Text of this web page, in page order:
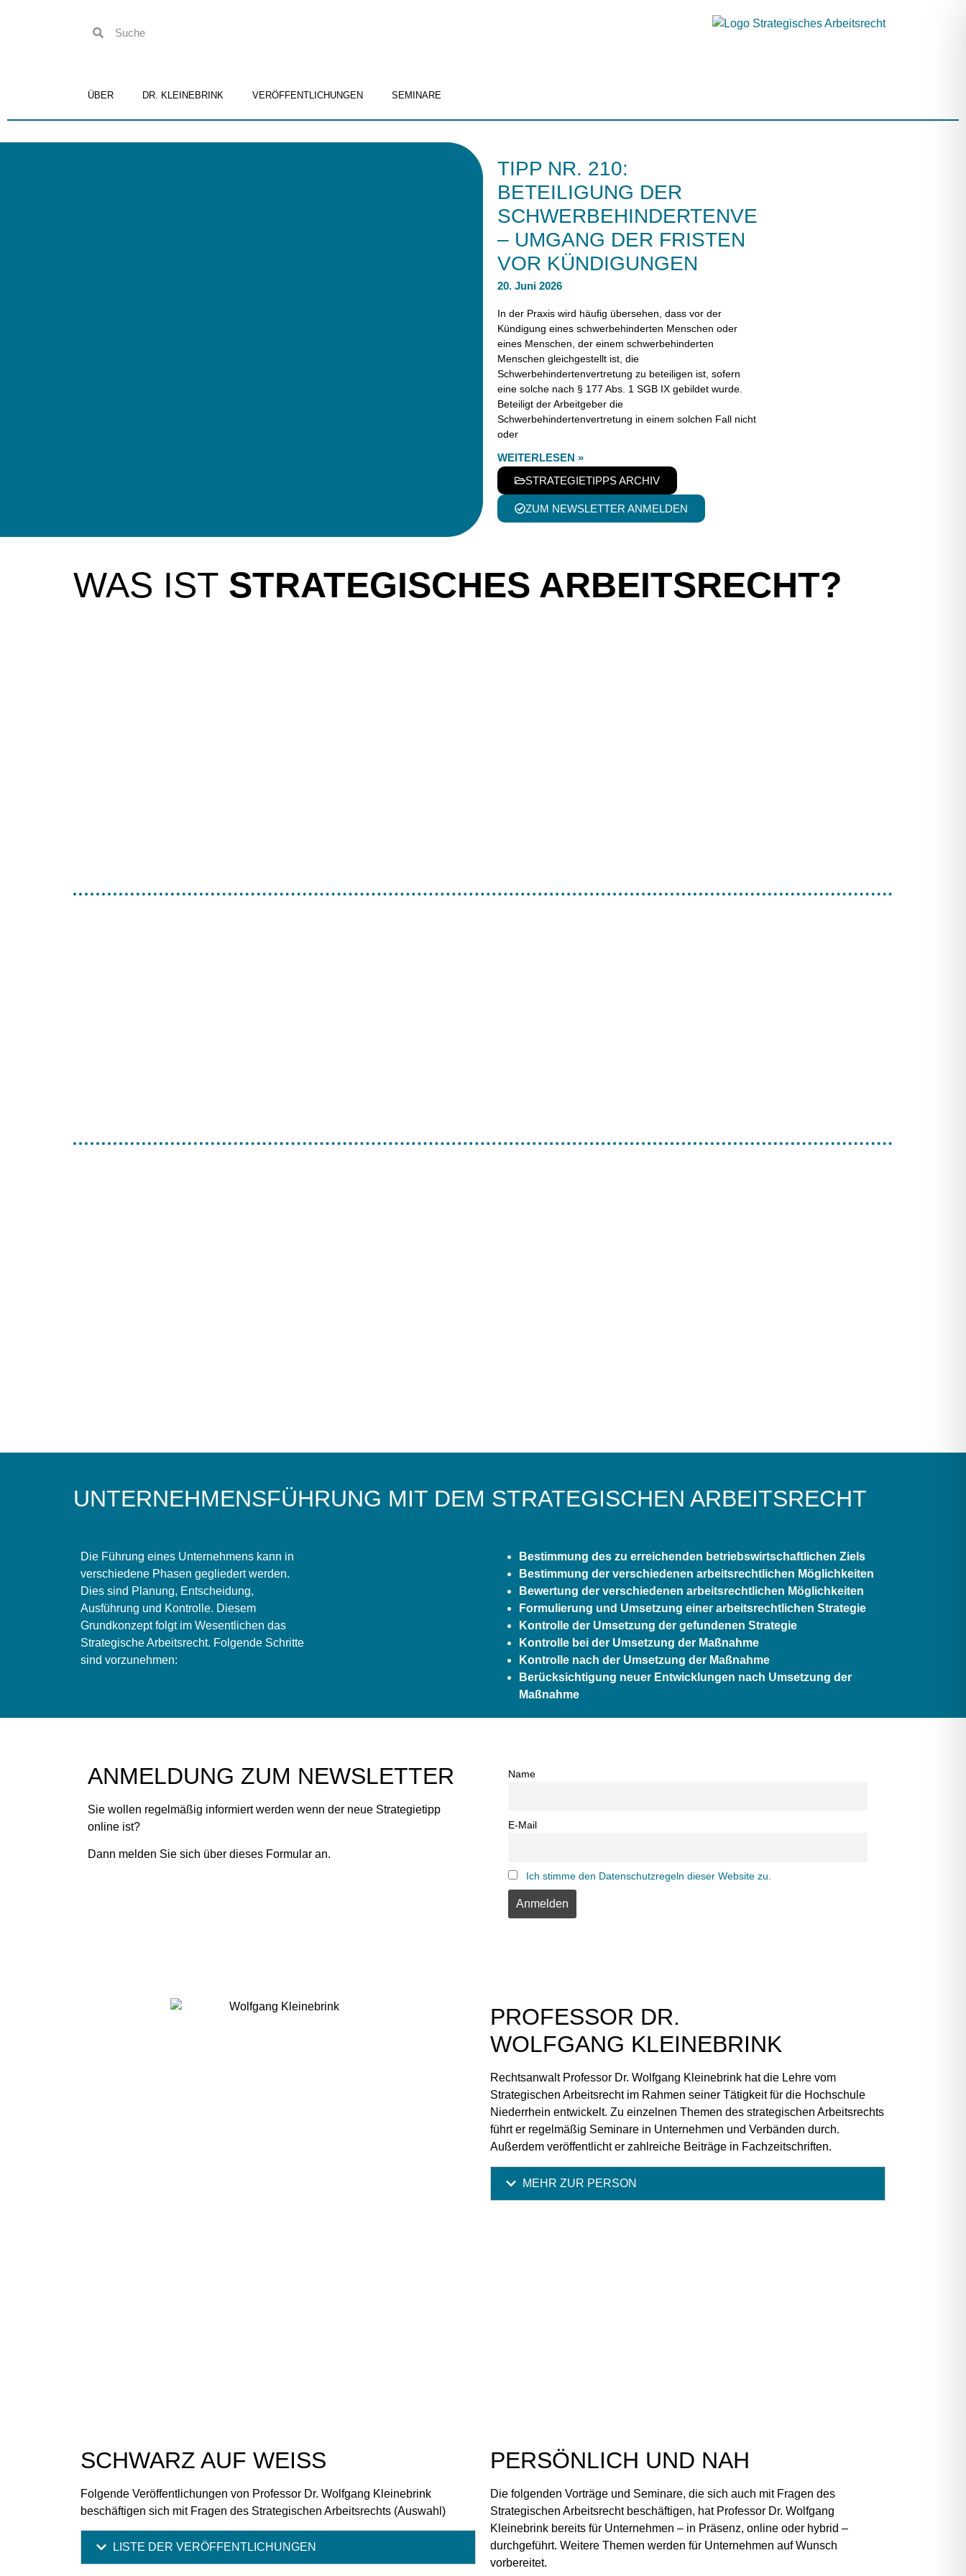
ÜBER DR. KLEINEBRINK VERÖFFENTLICHUNGEN SEMINARE
TIPP NR. 210:
BETEILIGUNG DER
SCHWERBEHINDERTENVERTRETUNG
– UMGANG DER FRISTEN
VOR KÜNDIGUNGEN
20. Juni 2026
In der Praxis wird häufig übersehen, dass vor der
Kündigung eines schwerbehinderten Menschen oder
eines Menschen, der einem schwerbehinderten
Menschen gleichgestellt ist, die
Schwerbehindertenvertretung zu beteiligen ist, sofern
eine solche nach § 177 Abs. 1 SGB IX gebildet wurde.
Beteiligt der Arbeitgeber die
Schwerbehindertenvertretung in einem solchen Fall nicht
oder
WEITERLESEN »
STRATEGIETIPPS ARCHIV
ZUM NEWSLETTER ANMELDEN
WAS IST STRATEGISCHES ARBEITSRECHT?
UNTERNEHMENSFÜHRUNG MIT DEM STRATEGISCHEN ARBEITSRECHT
Die Führung eines Unternehmens kann in
verschiedene Phasen gegliedert werden.
Dies sind Planung, Entscheidung,
Ausführung und Kontrolle. Diesem
Grundkonzept folgt im Wesentlichen das
Strategische Arbeitsrecht. Folgende Schritte
sind vorzunehmen:
Bestimmung des zu erreichenden betriebswirtschaftlichen Ziels
Bestimmung der verschiedenen arbeitsrechtlichen Möglichkeiten
Bewertung der verschiedenen arbeitsrechtlichen Möglichkeiten
Formulierung und Umsetzung einer arbeitsrechtlichen Strategie
Kontrolle der Umsetzung der gefundenen Strategie
Kontrolle bei der Umsetzung der Maßnahme
Kontrolle nach der Umsetzung der Maßnahme
Berücksichtigung neuer Entwicklungen nach Umsetzung der
Maßnahme
ANMELDUNG ZUM NEWSLETTER
Sie wollen regelmäßig informiert werden wenn der neue Strategietipp
online ist?
Dann melden Sie sich über dieses Formular an.
Name
E-Mail
Ich stimme den Datenschutzregeln dieser Website zu.
PROFESSOR DR.
WOLFGANG KLEINEBRINK
Rechtsanwalt Professor Dr. Wolfgang Kleinebrink hat die Lehre vom
Strategischen Arbeitsrecht im Rahmen seiner Tätigkeit für die Hochschule
Niederrhein entwickelt. Zu einzelnen Themen des strategischen Arbeitsrechts
führt er regelmäßig Seminare in Unternehmen und Verbänden durch.
Außerdem veröffentlicht er zahlreiche Beiträge in Fachzeitschriften.
MEHR ZUR PERSON
SCHWARZ AUF WEISS
Folgende Veröffentlichungen von Professor Dr. Wolfgang Kleinebrink
beschäftigen sich mit Fragen des Strategischen Arbeitsrechts (Auswahl)
LISTE DER VERÖFFENTLICHUNGEN
PERSÖNLICH UND NAH
Die folgenden Vorträge und Seminare, die sich auch mit Fragen des
Strategischen Arbeitsrecht beschäftigen, hat Professor Dr. Wolfgang
Kleinebrink bereits für Unternehmen – in Präsenz, online oder hybrid –
durchgeführt. Weitere Themen werden für Unternehmen auf Wunsch
vorbereitet.